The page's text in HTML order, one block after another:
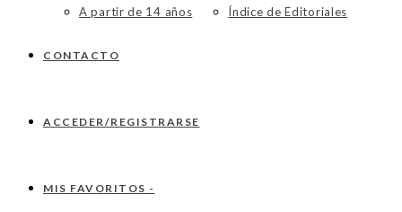
A partir de 14 años
Índice de Editoriales
CONTACTO
ACCEDER/REGISTRARSE
MIS FAVORITOS -